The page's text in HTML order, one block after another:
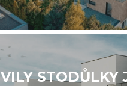
VILY STODŮLKY